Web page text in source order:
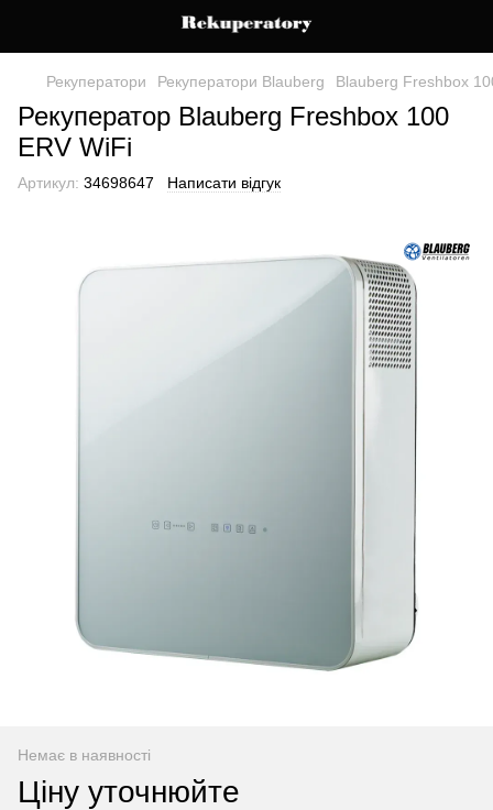
Рекуператори Рекуператори Blauberg Blauberg Freshbox
Рекуператор Blauberg Freshbox 100
ERV WiFi
Артикул: 34698647 Написати відгук
Немає в наявності
Ціну уточнюйте